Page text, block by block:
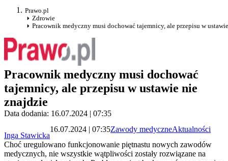
Prawo.pl
Zdrowie
Pracownik medyczny musi dochować tajemnicy, ale przepisu w
Pracownik medyczny musi dochować
tajemnicy, ale przepisu w ustawie nie
znajdzie
Data dodania: 16.07.2024 | 07:35
Inga Stawicka
16.07.2024 | 07:35Zawody medyczneAktualności
Choć uregulowano funkcjonowanie piętnastu nowych zawodów
medycznych, nie wszystkie wątpliwości zostały rozwiązane na